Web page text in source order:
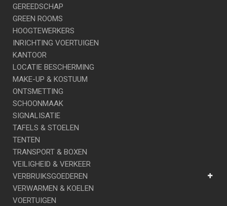
GEREEDSCHAP
GREEN ROOMS
HOOGTEWERKERS
INRICHTING VOERTUIGEN
KANTOOR
LOCATIE BESCHERMING
MAKE-UP & KOSTUUM
ONTSMETTING
SCHOONMAAK
SIGNALISATIE
TAFELS & STOELEN
TENTEN
TRANSPORT & BOXEN
VEILIGHEID & VERKEER
VERBRUIKSGOEDEREN
VERWARMEN & KOELEN
VOERTUIGEN